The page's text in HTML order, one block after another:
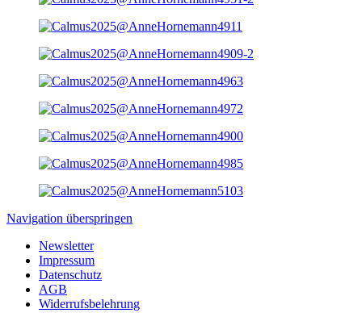
Navigation überspringen
Newsletter
Impressum
Datenschutz
AGB
Widerrufsbelehrung